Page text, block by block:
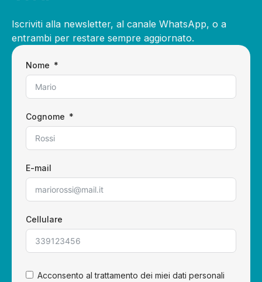
Iscriviti alla newsletter, al canale WhatsApp, o a
entrambi per restare sempre aggiornato.
Nome
Cognome
E-mail
Cellulare
Acconsento al trattamento dei miei dati personali